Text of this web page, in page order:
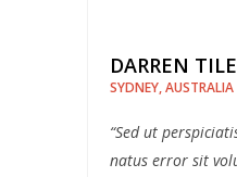
DARREN
SYDNEY, AUSTRALIA
“Sed ut
natus error sit